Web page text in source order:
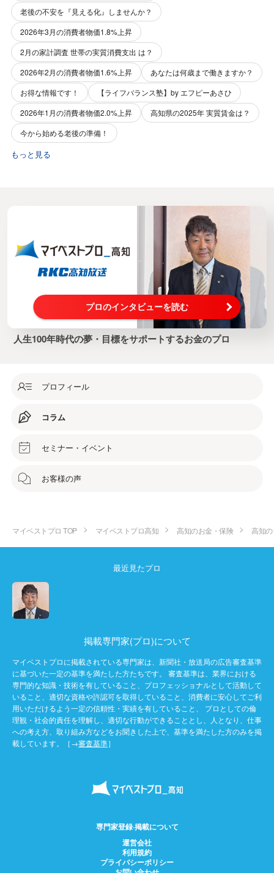
老後の不安を『見える化』しませんか？
2026年3月の消費者物価1.8%上昇
2月の家計調査 世帯の実質消費支出 は？
2026年2月の消費者物価1.6%上昇
あなたは何歳まで働きますか？
お得な情報です！
【ライフバランス塾】by エフピーあさひ
2026年1月の消費者物価2.0%上昇
高知県の2025年 実質賃金は？
今から始める老後の準備！
もっと見る
プロのインタビューを読む
人生100年時代の夢・目標をサポートするお金のプロ
プロフィール
コラム
セミナー・イベント
お客様の声
マイベストプロ TOP マイベストプロ高知 高知のお金・保険 高知
最近見たプロ
掲載専門家(プロ)について
マイベストプロに掲載されている専門家は、新聞社・放送局の広告審査基準
に基づいた一定の基準を満たした方たちです。 審査基準は、業界における
専門的な知識・技術を有していること、プロフェッショナルとして活動して
いること、適切な資格や許認可を取得していること、消費者に安心してご利
用いただけるよう一定の信頼性・実績を有していること、 プロとしての倫
理観・社会的責任を理解し、適切な行動ができることとし、人となり、仕事
への考え方、取り組み方などをお聞きした上で、基準を満たした方のみを掲
載しています。［→審査基準］
専門家登録·掲載について
運営会社
利用規約
プライバシーポリシー